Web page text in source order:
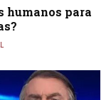
humanos para